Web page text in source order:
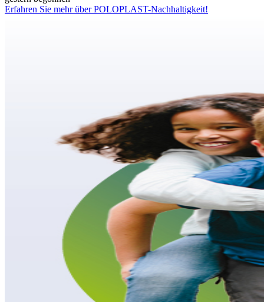
Erfahren Sie mehr über POLOPLAST-Nachhaltigkeit!